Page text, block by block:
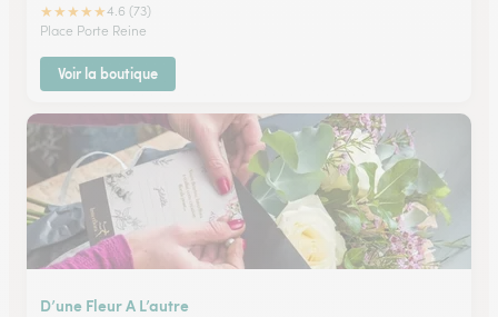
★★★★★4.6 (73)
Place Porte Reine
Voir la boutique
D’une Fleur A L’autre